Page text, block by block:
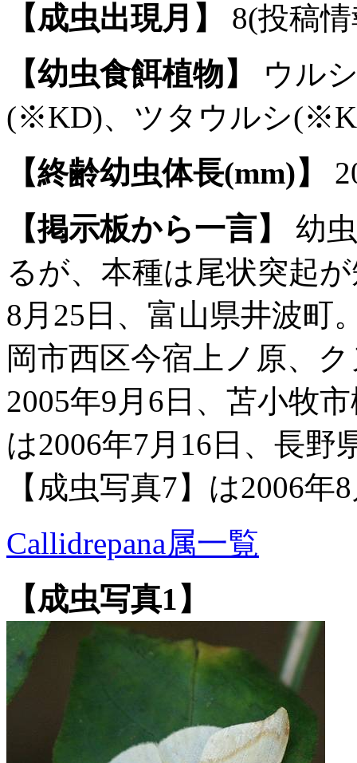
【成虫出現月】
8(投稿
【幼虫食餌植物】
ウル
(※KD)、ツタウルシ
【終齢幼虫体長(mm)】
【掲示板から一言】
幼
るが、本種は尾状突起
8月25日、富山県井波町
岡市西区今宿上ノ原、
2005年9月6日、苫小牧
は2006年7月16日、長野
【成虫写真7】は2006
Callidrepana属一覧
【成虫写真1】